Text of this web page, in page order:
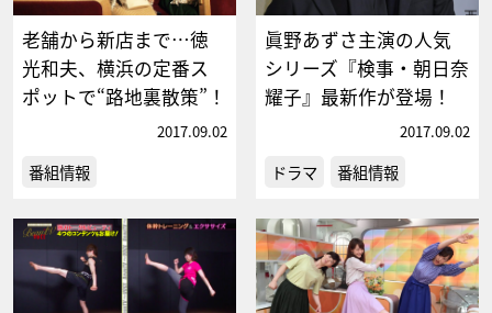
老舗から新店まで…徳
光和夫、横浜の定番ス
ポットで“路地裏散策”！
2017.09.02
番組情報
眞野あずさ主演の人気
シリーズ『検事・朝日奈
耀子』最新作が登場！
2017.09.02
ドラマ 番組情報